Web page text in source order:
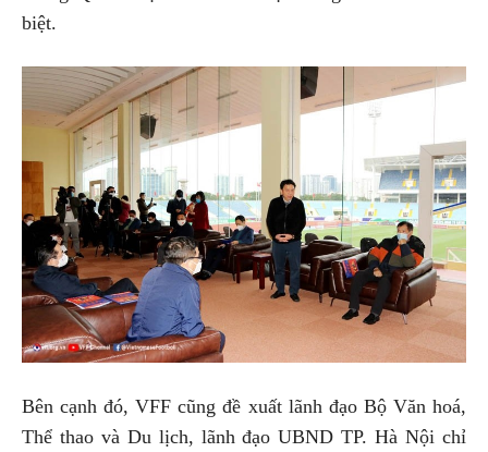
biệt.
Bên cạnh đó, VFF cũng đề xuất lãnh đạo Bộ Văn hoá,
Thể thao và Du lịch, lãnh đạo UBND TP. Hà Nội chỉ